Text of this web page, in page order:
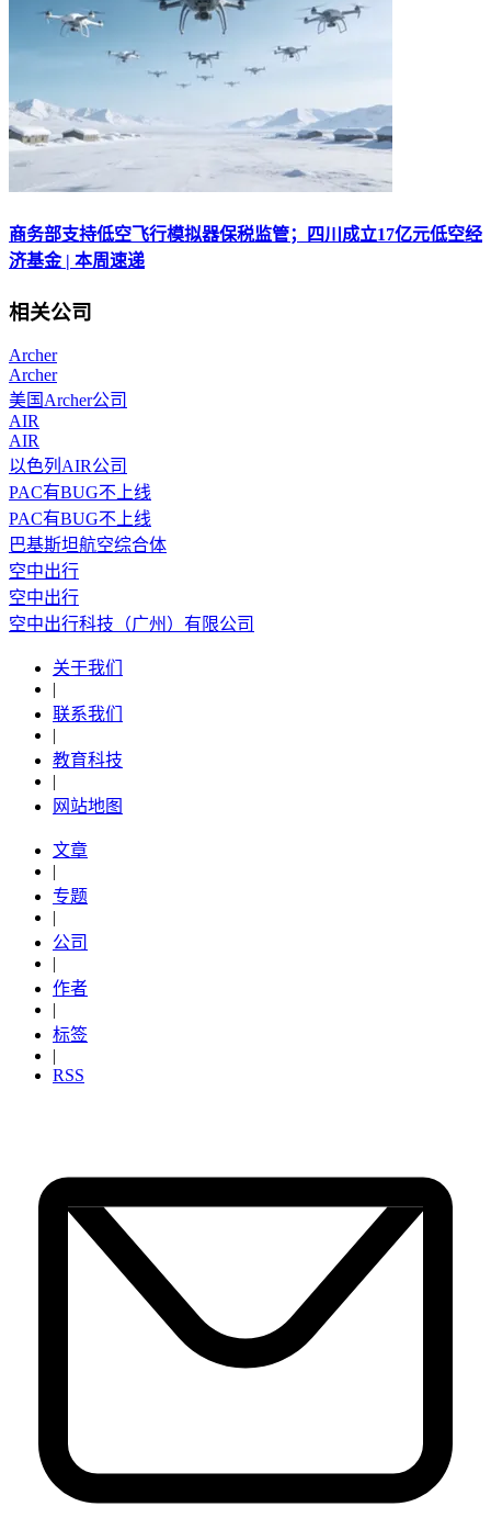
商务部支持低空飞行模拟器保税监管；四川成立17亿元低空经
济基金 | 本周速递
相关公司
Archer
Archer
美国Archer公司
AIR
AIR
以色列AIR公司
PAC有BUG不上线
PAC有BUG不上线
​巴基斯坦航空综合体
空中出行
空中出行
空中出行科技（广州）有限公司
关于我们
|
联系我们
|
教育科技
|
网站地图
文章
|
专题
|
公司
|
作者
|
标签
|
RSS